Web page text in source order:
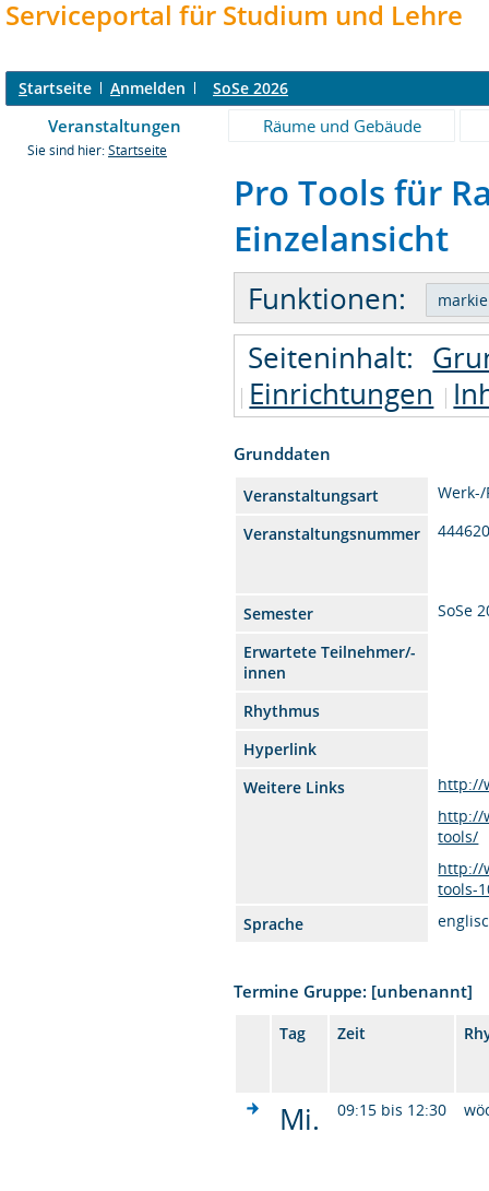
Serviceportal für Studium und Lehre
Startseite Anmelden SoSe 2026
Veranstaltungen Räume und Gebäude
Sie sind hier: Startseite
Pro Tools für
Einzelansicht
Funktionen:
Seiteninhalt:
Einrichtungen
Grunddaten
Veranstaltungsart
Veranstaltungsnummer
Semester
SoSe
Erwartete Teilnehmer/-
innen
Rhythmus
Hyperlink
Weitere Links
http://
http://
tools/
http://
tools-
Sprache
Termine Gruppe: [unbenannt]
Tag Zeit
Mi. 09:15 bis 12:30